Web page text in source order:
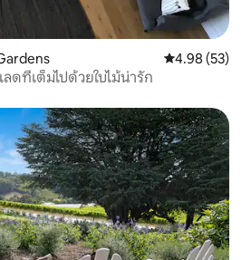
คะแนนเฉลี่ย
4.98 (53)
ดที่เต็มไปด้วยใบไม้น่ารัก